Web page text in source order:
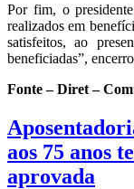
Por fim, o
realizados em
satisfeitos, ao
beneficiadas”,
Fonte – Diret –
aos 75 anos
aprovada